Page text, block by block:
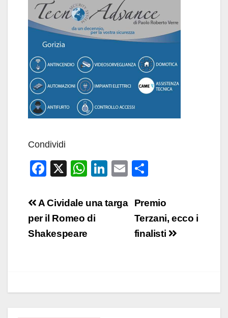
Condividi
F
c
e
b
X
W
at
s
Li
k
E
ail n
di
vi
Navigazione
articoli
Premio
Terzani, ecco i
finalisti
A Cividale una targa
per il Romeo di
Shakespeare